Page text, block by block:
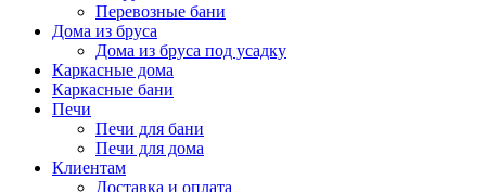
Перевозные бани
Дома из бруса
Дома из бруса под усадку
Каркасные дома
Каркасные бани
Печи
Печи для бани
Печи для дома
Клиентам
Доставка и оплата